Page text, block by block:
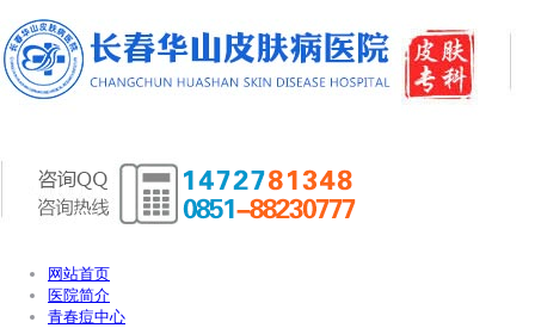
网站首页
医院简介
青春痘中心